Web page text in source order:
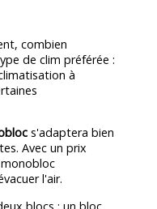
combien
de clim préférée :
à
s'adaptera bien
Avec un prix
l'air.
blocs : un bloc